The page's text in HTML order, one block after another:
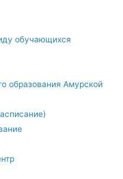
обучающихся
образования Амурской